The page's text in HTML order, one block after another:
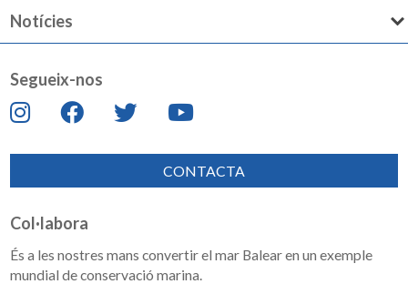
Notícies
Segueix-nos
CONTACTA
Col·labora
És a les nostres mans convertir el mar Balear en un exemple
mundial de conservació marina.